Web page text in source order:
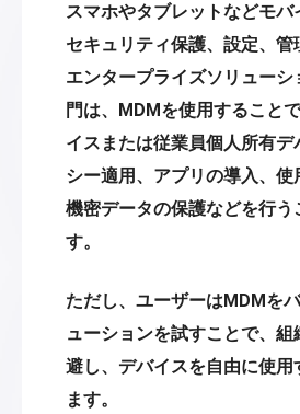
スマホやタブレットなどモバ
セキュリティ保護、設定、管
エンタープライズソリュー
門は、MDMを使用すること
イスまたは従業員個人所有デ
シー適用、アプリの導入、使
機密データの保護などを行う
す。
ただし、ユーザーはMDMを
ューションを試すことで、組
避し、デバイスを自由に使用
ます。